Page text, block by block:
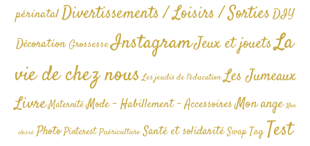
périnatalDivertissements / Loisirs / SortiesDIY
Décoration GrossesseInstagramJeux et jouetsLa
vie de chez nous Les jeudis de l'éducation Les Jumeaux
Livre Maternité Mode - Habillement - AccessoiresMon ange Non
classé Photo Pinterest Puériculture Santé et solidarité Swap TagTest